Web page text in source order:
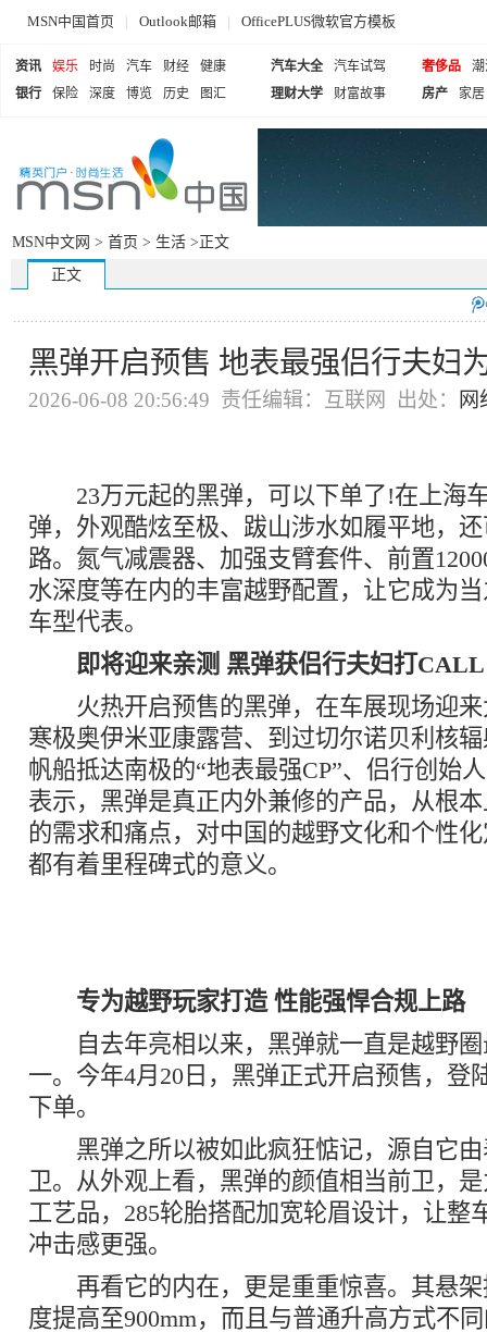
MSN中国首页 | Outlook邮箱 | OfficePLUS微软官方模板
资讯 娱乐 时尚 汽车 财经
健康
银行
保险 深度 博览 历史 图汇
汽车大全
汽车试驾
理财大学
财富故事
奢侈品
房产
家居
MSN中文网 > 首页 > 生活 >正文
正文
黑弹开启预售 地表最强侣行夫妇
2026-06-08 20:56:49 责任编辑：互联网 出处： 网
23万元起的黑弹，可以下单了!在上海
弹，外观酷炫至极、跋山涉水如履平地，
路。氮气减震器、加强支臂套件、前置
水深度等在内的丰富越野配置，让它成为
车型代表。
即将迎来亲测 黑弹获侣行夫妇打CALL
火热开启预售的黑弹，在车展现场迎来
寒极奥伊米亚康露营、到过切尔诺贝利核
帆船抵达南极的“地表最强CP”、侣行创始
表示，黑弹是真正内外兼修的产品，从根
的需求和痛点，对中国的越野文化和个性
都有着里程碑式的意义。
专为越野玩家打造 性能强悍合规上路
自去年亮相以来，黑弹就一直是越野圈
一。今年4月20日，黑弹正式开启预售，登
下单。
黑弹之所以被如此疯狂惦记，源自它由
卫。从外观上看，黑弹的颜值相当前卫，
工艺品，285轮胎搭配加宽轮眉设计，让整
冲击感更强。
再看它的内在，更是重重惊喜。其悬架
度提高至900mm，而且与普通升高方式不